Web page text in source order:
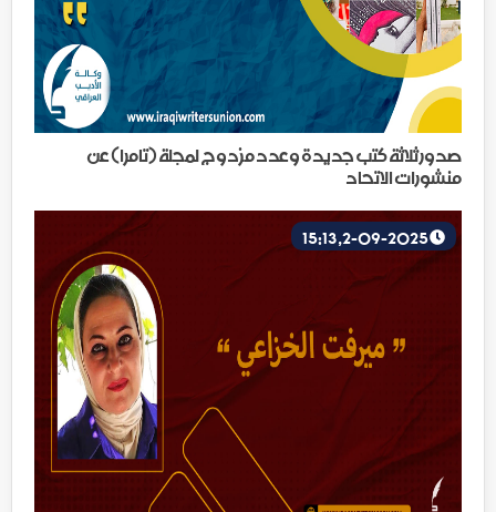
صدور ثلاثة كتب جديدة وعدد مزدوج لمجلة (تامرا) عن
منشورات الاتحاد